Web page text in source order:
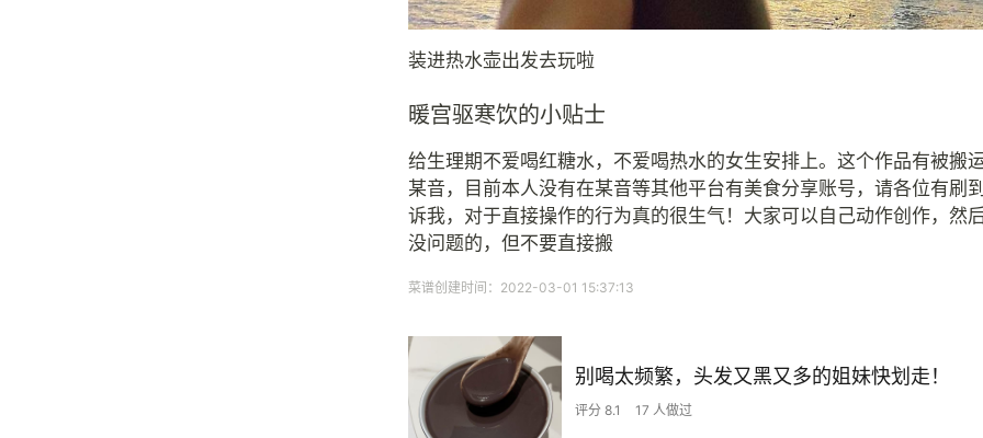
装进热水壶出发去玩啦
暖宫驱寒饮的小贴士
给生理期不爱喝红糖水，不爱喝热水的女生安排上。这个作品有被搬
某音，目前本人没有在某音等其他平台有美食分享账号，请各位有刷
诉我，对于直接操作的行为真的很生气！大家可以自己动作创作，然
没问题的，但不要直接搬
菜谱创建时间：2022-03-01 15:37:13
别喝太频繁，头发又黑又多的姐妹快划走！
评分 8.1 17 人做过